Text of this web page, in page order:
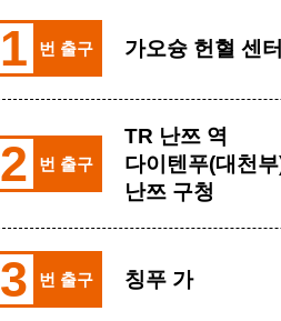
1 번 출구 가오슝 헌혈 센
2 번 출구
TR 난쯔 역
다이텐푸(대천
난쯔 구청
3 번 출구 칭푸 가